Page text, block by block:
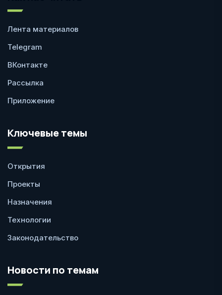
Лента материалов
Telegram
ВКонтакте
Рассылка
Приложение
Ключевые темы
Открытия
Проекты
Назначения
Технологии
Законодательство
Новости по темам